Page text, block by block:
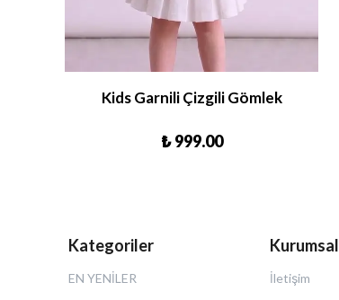
Kids Garnili Çizgili Gömlek
₺ 999.00
Kategoriler
EN YENİLER
Kurumsal
İletişim